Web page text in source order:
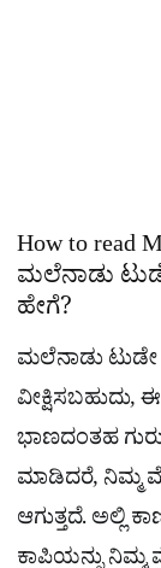
How to read
ಮಲೆನಾಡು
ಹೇಗೆ?
ಮಲೆನಾಡು
ಭಾಣದಂತಹ
ಮಾಡಿದರೆ, ನಿಮ್ಮ
ಆಗುತ್ತದೆ.
ಕಾಪಿಯನ್ನು ನಿಮ್ಮ